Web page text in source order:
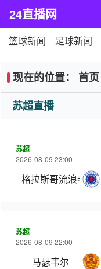
24直播网
篮球新闻 足球新闻
现在的位置： 首页
苏超直播
苏超
2026-08-09 23:00
格拉斯哥流浪者
苏超
2026-08-09 22:00
马瑟韦尔